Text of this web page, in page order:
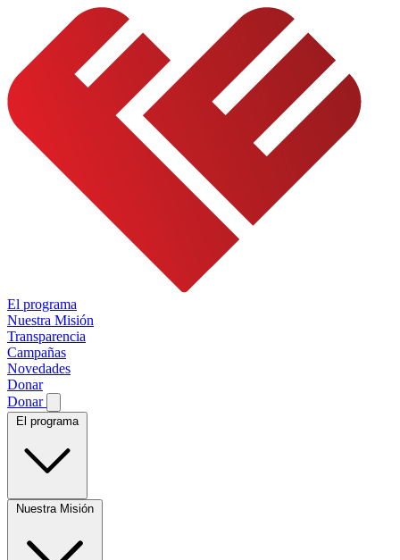
El programa
Nuestra Misión
Transparencia
Campañas
Novedades
Donar
Donar
El programa
Nuestra Misión